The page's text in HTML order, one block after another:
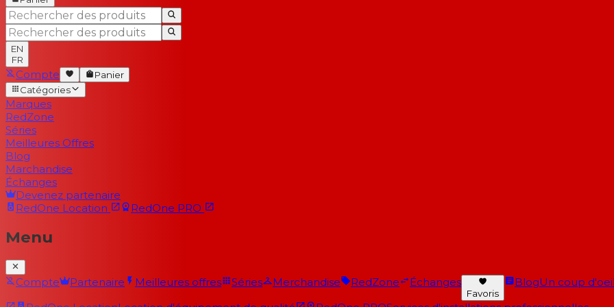
EN
FR
Compte
Panier
Catégories
Marques
RedZone
Séries
Meilleures Offres
Blog
Marchandise
Échanges
Devenez partenaire
RedOne Location RedOne PRO
Menu
Compte Partenaire Meilleures offres Séries Merchandise RedZone Échanges
Favoris
BlogUn coup